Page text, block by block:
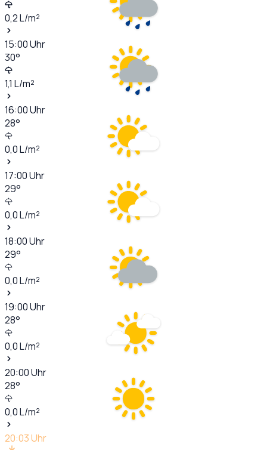
0,2L/m²
15:00Uhr
30°
1,1 L/m²
16:00Uhr
28°
0,0L/m²
17:00Uhr
29°
0,0L/m²
18:00Uhr
29°
0,0L/m²
19:00Uhr
28°
0,0L/m²
20:00Uhr
28°
0,0L/m²
20:03Uhr